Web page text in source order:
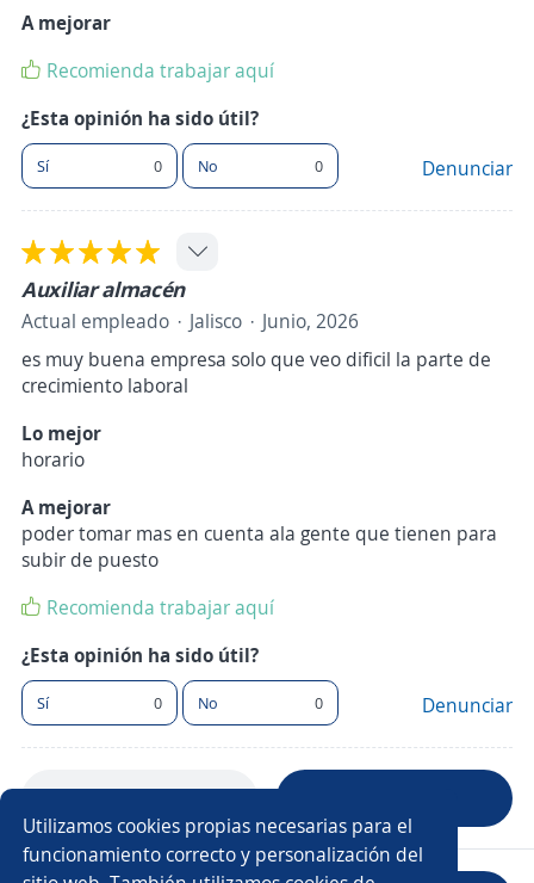
Utilizamos cookies propias necesarias para el
funcionamiento correcto y personalización del
A mejorar
Recomienda trabajar aquí
¿Esta opinión ha sido útil?
Sí 0 No 0 Denunciar
Auxiliar almacén
Actual empleado Jalisco
Junio, 2026
es muy buena empresa solo que veo dificil la parte de
crecimiento laboral
Lo mejor
horario
A mejorar
poder tomar mas en cuenta ala gente que tienen para
subir de puesto
Recomienda trabajar aquí
¿Esta opinión ha sido útil?
Sí 0 No 0 Denunciar